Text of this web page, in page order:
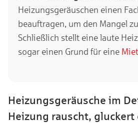
Heizungsgeräuschen einen
beauftragen, um den Mangel
Schließlich stellt eine laute
sogar einen Grund für eine
Heizungsgeräusche im
Heizung rauscht,